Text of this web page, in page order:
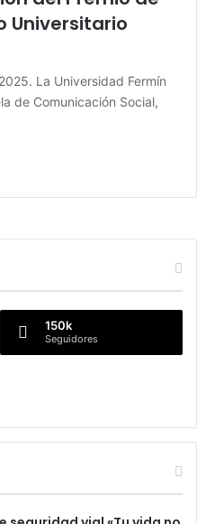
Universitario
La Universidad Fermín
de Comunicación Social,
150k
Seguidores